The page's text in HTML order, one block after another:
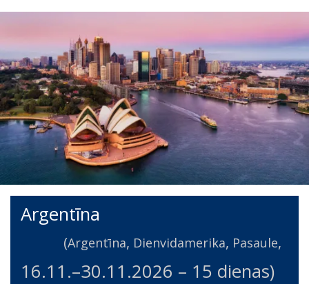
Argentīna
(Argentīna, Dienvidamerika, Pasaule,
16.11.–30.11.2026 – 15 dienas)